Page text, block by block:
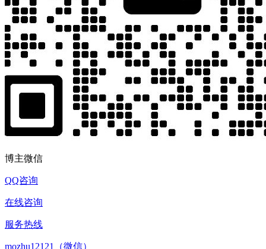
博主微信
QQ咨询
在线咨询
服务热线
mozhu12121（微信）